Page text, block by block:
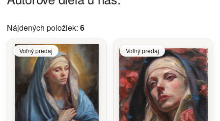
Nájdených položiek: 6
Voľný predaj Voľný predaj